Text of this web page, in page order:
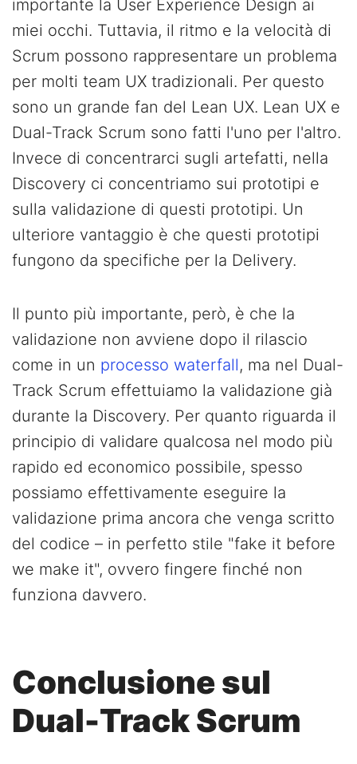
importante la User Experience Design ai
miei occhi. Tuttavia, il ritmo e la velocità di
Scrum possono rappresentare un problema
per molti team UX tradizionali. Per questo
sono un grande fan del Lean UX. Lean UX e
Dual-Track Scrum sono fatti l'uno per l'altro.
Invece di concentrarci sugli artefatti, nella
Discovery ci concentriamo sui prototipi e
sulla validazione di questi prototipi. Un
ulteriore vantaggio è che questi prototipi
fungono da specifiche per la Delivery.
Il punto più importante, però, è che la
validazione non avviene dopo il rilascio
come in un processo waterfall, ma nel Dual-
Track Scrum effettuiamo la validazione già
durante la Discovery. Per quanto riguarda il
principio di validare qualcosa nel modo più
rapido ed economico possibile, spesso
possiamo effettivamente eseguire la
validazione prima ancora che venga scritto
del codice – in perfetto stile "fake it before
we make it", ovvero fingere finché non
funziona davvero.
Conclusione sul
Dual-Track Scrum